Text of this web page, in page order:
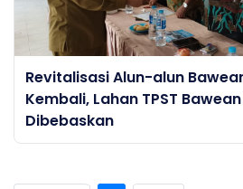
Revitalisasi Alun-alun
Kembali, Lahan TPST
Dibebaskan